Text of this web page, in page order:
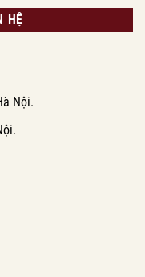
HỆ
Nội.